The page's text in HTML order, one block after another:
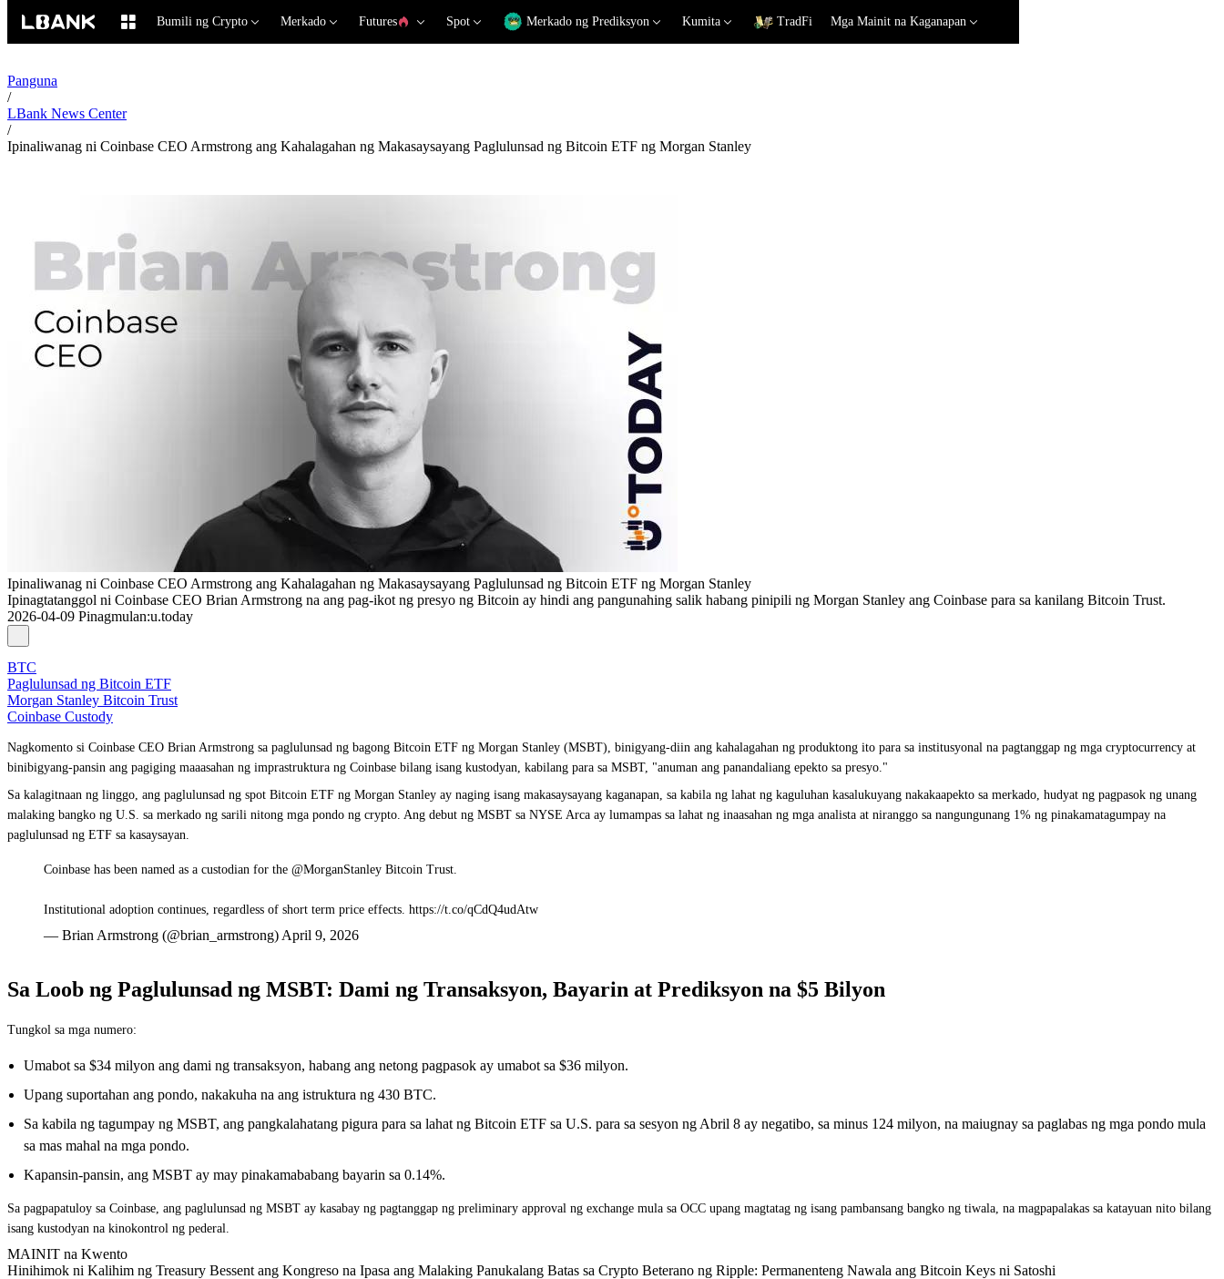
Bumili ng Crypto Merkado Futures Spot Merkado ng Prediksyon Kumita TradFi Mga Mainit na Kaganapan
Panguna
/
LBank News Center
/
Ipinaliwanag ni Coinbase CEO Armstrong ang Kahalagahan ng Makasaysayang Paglulunsad ng Bitcoin ETF ng Morgan Stanley
Ipinaliwanag ni Coinbase CEO Armstrong ang Kahalagahan ng Makasaysayang Paglulunsad ng Bitcoin ETF ng Morgan Stanley
Ipinagtatanggol ni Coinbase CEO Brian Armstrong na ang pag-ikot ng presyo ng Bitcoin ay hindi ang pangunahing salik habang pinipili ng Morgan Stanley ang Coinbase para sa kanilang Bitcoin Trust.
2026-04-09 Pinagmulan:u.today
BTC
Paglulunsad ng Bitcoin ETF
Morgan Stanley Bitcoin Trust
Coinbase Custody
Nagkomento si Coinbase CEO Brian Armstrong sa paglulunsad ng bagong Bitcoin ETF ng Morgan Stanley (MSBT), binigyang-diin ang kahalagahan ng produktong ito para sa institusyonal na pagtanggap ng mga cryptocurrency at
binibigyang-pansin ang pagiging maaasahan ng imprastruktura ng Coinbase bilang isang kustodyan, kabilang para sa MSBT, "anuman ang panandaliang epekto sa presyo."
Sa kalagitnaan ng linggo, ang paglulunsad ng spot Bitcoin ETF ng Morgan Stanley ay naging isang makasaysayang kaganapan, sa kabila ng lahat ng kaguluhan kasalukuyang nakakaapekto sa merkado, hudyat ng pagpasok ng unang
malaking bangko ng U.S. sa merkado ng sarili nitong mga pondo ng crypto. Ang debut ng MSBT sa NYSE Arca ay lumampas sa lahat ng inaasahan ng mga analista at niranggo sa nangungunang 1% ng pinakamatagumpay na
paglulunsad ng ETF sa kasaysayan.
Coinbase has been named as a custodian for the @MorganStanley Bitcoin Trust.
Institutional adoption continues, regardless of short term price effects. https://t.co/qCdQ4udAtw
— Brian Armstrong (@brian_armstrong) April 9, 2026
Sa Loob ng Paglulunsad ng MSBT: Dami ng Transaksyon, Bayarin at Prediksyon na $5 Bilyon
Tungkol sa mga numero:
Umabot sa $34 milyon ang dami ng transaksyon, habang ang netong pagpasok ay umabot sa $36 milyon.
Upang suportahan ang pondo, nakakuha na ang istruktura ng 430 BTC.
Sa kabila ng tagumpay ng MSBT, ang pangkalahatang pigura para sa lahat ng Bitcoin ETF sa U.S. para sa sesyon ng Abril 8 ay negatibo, sa minus 124 milyon, na maiugnay sa paglabas ng mga pondo mula
sa mas mahal na mga pondo.
Kapansin-pansin, ang MSBT ay may pinakamababang bayarin sa 0.14%.
Sa pagpapatuloy sa Coinbase, ang paglulunsad ng MSBT ay kasabay ng pagtanggap ng preliminary approval ng exchange mula sa OCC upang magtatag ng isang pambansang bangko ng tiwala, na magpapalakas sa katayuan nito bilang
isang kustodyan na kinokontrol ng pederal.
MAINIT na Kwento
Hinihimok ni Kalihim ng Treasury Bessent ang Kongreso na Ipasa ang Malaking Panukalang Batas sa Crypto Beterano ng Ripple: Permanenteng Nawala ang Bitcoin Keys ni Satoshi